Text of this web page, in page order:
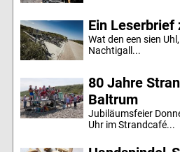
Ein Leserbrief
Wat den een sien
Nachtigall...
80 Jahre
Baltrum
Jubiläumsfeier
Uhr im Strandcafé...